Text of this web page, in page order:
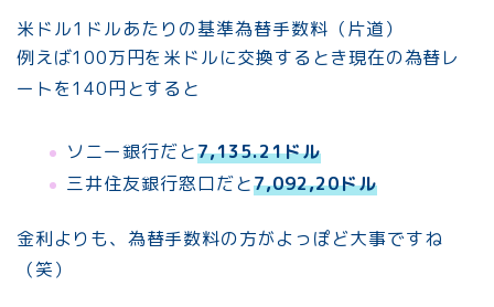
米ドル1ドルあたりの基準為替手数料（片道）
例えば100万円を米ドルに交換するとき現在の為替レ
ートを140円とすると
ソニー銀行だと7,135.21ドル
三井住友銀行窓口だと7,092,20ドル
金利よりも、為替手数料の方がよっぽど大事ですね
（笑）